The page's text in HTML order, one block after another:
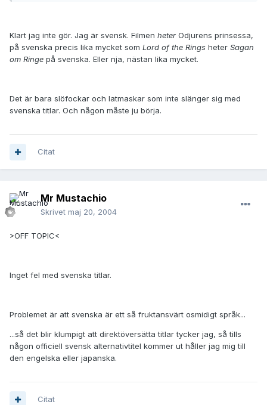
Klart jag inte gör. Jag är svensk. Filmen heter Odjurens prinsessa,
på svenska precis lika mycket som Lord of the Rings heter Sagan
om Ringe på svenska. Eller nja, nästan lika mycket.
Det är bara slöfockar och latmaskar som inte slänger sig med
svenska titlar. Och någon måste ju börja.
Citat
Mr Mustachio
Skrivet maj 20, 2004
>OFF TOPIC<
Inget fel med svenska titlar.
Problemet är att svenska är ett så fruktansvärt osmidigt språk...
...så det blir klumpigt att direktöversätta titlar tycker jag, så tills
någon officiell svensk alternativtitel kommer ut håller jag mig till
den engelska eller japanska.
Citat